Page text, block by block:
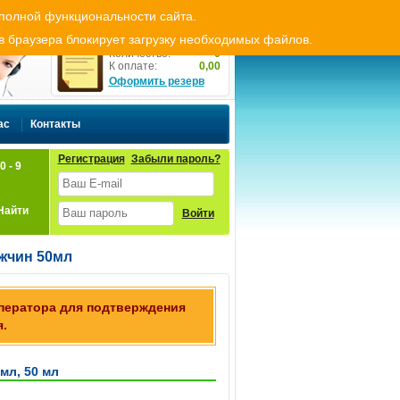
резервфункциональности сайта.
блокирует загрузку необходимых файлов.
Резерв товара
Количество:
0
К оплате:
0,00
Оформить резерв
Контакты
0 - 9
Регистрация Забыли пароль?
Войти
50мл
для подтверждения
50 мл